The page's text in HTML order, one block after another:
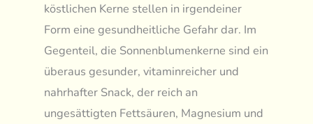
köstlichen Kerne stellen in irgendeiner
Form eine gesundheitliche Gefahr dar. Im
Gegenteil, die Sonnenblumenkerne sind ein
überaus gesunder, vitaminreicher und
nahrhafter Snack, der reich an
ungesättigten Fettsäuren, Magnesium und